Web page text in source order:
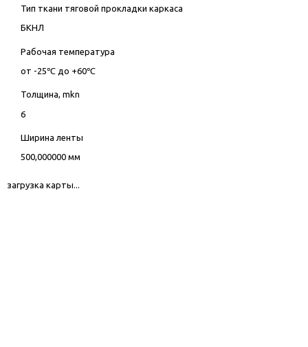
Тип ткани тяговой прокладки каркаса
БКНЛ
Рабочая температура
от -25℃ до +60℃
Толщина, mkn
6
Ширина ленты
500,000000 мм
загрузка карты...